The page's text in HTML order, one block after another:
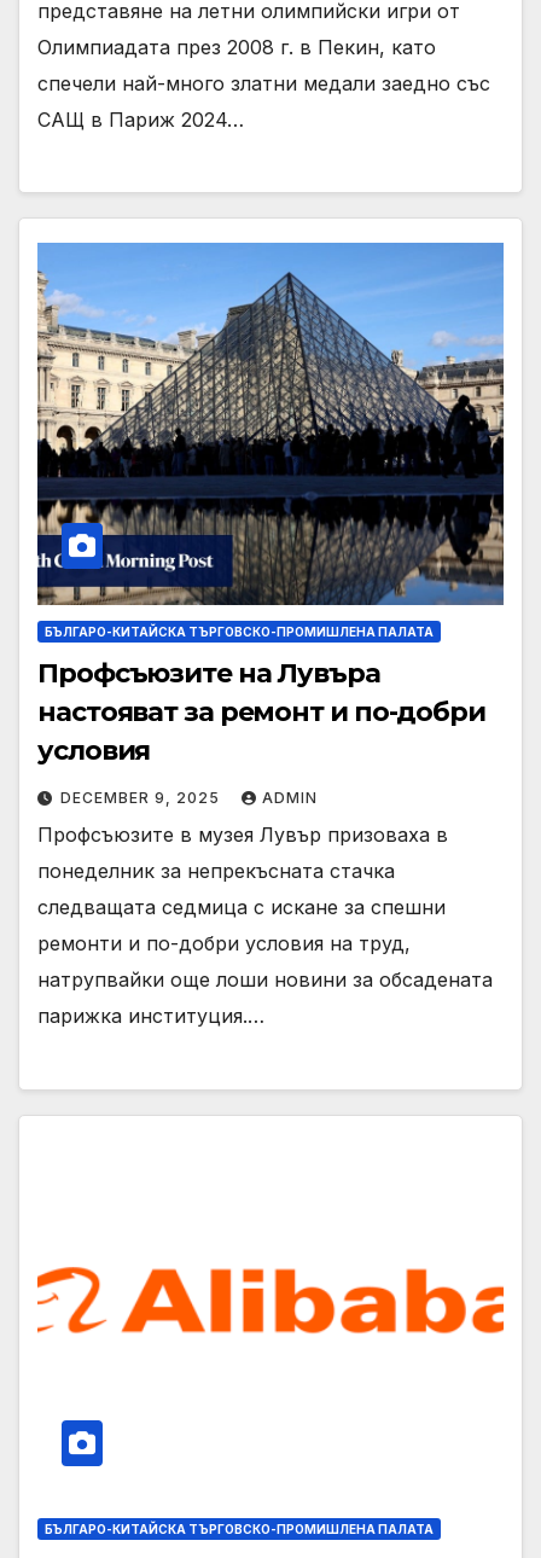
представяне на летни олимпийски игри от
Олимпиадата през 2008 г. в Пекин, като
спечели най-много златни медали заедно със
САЩ в Париж 2024…
БЪЛГАРО-КИТАЙСКА ТЪРГОВСКО-ПРОМИШЛЕНА ПАЛАТА
Профсъюзите на Лувъра
настояват за ремонт и по-добри
условия
DECEMBER 9, 2025 ADMIN
Профсъюзите в музея Лувър призоваха в
понеделник за непрекъсната стачка
следващата седмица с искане за спешни
ремонти и по-добри условия на труд,
натрупвайки още лоши новини за обсадената
парижка институция.…
БЪЛГАРО-КИТАЙСКА ТЪРГОВСКО-ПРОМИШЛЕНА ПАЛАТА